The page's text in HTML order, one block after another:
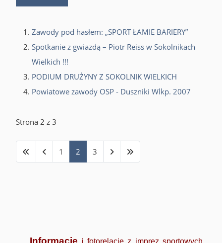
Informacje i fotorelacje z imprez sportowych,
Zawody pod hasłem: „SPORT ŁAMIE BARIERY”
Spotkanie z gwiazdą – Piotr Reiss w Sokolnikach
Wielkich !!!
PODIUM DRUŻYNY Z SOKOLNIK WIELKICH
Powiatowe zawody OSP - Duszniki Wlkp. 2007
Strona 2 z 3
1 2 3